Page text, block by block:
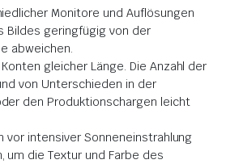
Monitore und Auflösungen
Bildes geringfügig von der
abweichen.
gleicher Länge. Die Anzahl der
von Unterschieden in der
den Produktionschargen leicht
vor intensiver Sonneneinstrahlung
um die Textur und Farbe des